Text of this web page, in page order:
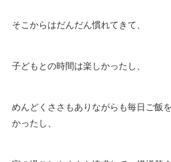
そこからはだんだん慣れてきて、
子どもとの時間は楽しかったし、
めんどくささもありながらも毎日ご飯
かったし、